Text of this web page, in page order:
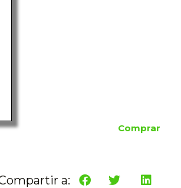
Comprar
a: